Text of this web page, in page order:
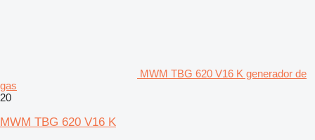
MWM TBG 620 V16 K generador de
gas
20
MWM TBG 620 V16 K